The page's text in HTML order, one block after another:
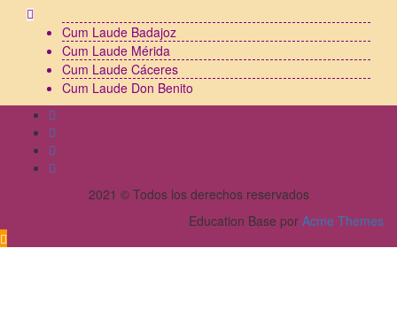
Cum Laude Badajoz
Cum Laude Mérida
Cum Laude Cáceres
Cum Laude Don Benito
2021 © Todos los derechos reservados
Education Base por Acme Themes